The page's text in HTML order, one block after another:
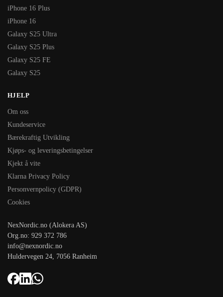
iPhone 16 Plus
iPhone 16
Galaxy S25 Ultra
Galaxy S25 Plus
Galaxy S25 FE
Galaxy S25
HJELP
Om oss
Kundeservice
Bærekraftig Utvikling
Kjøps- og leveringsbetingelser
Kjekt å vite
Klarna Privacy Policy
Personvernpolicy (GDPR)
Cookies
NexNordic.no (Alokera AS)
Org.no: 929 372 786
info@nexnordic.no
Huldervegen 24, 7056 Ranheim